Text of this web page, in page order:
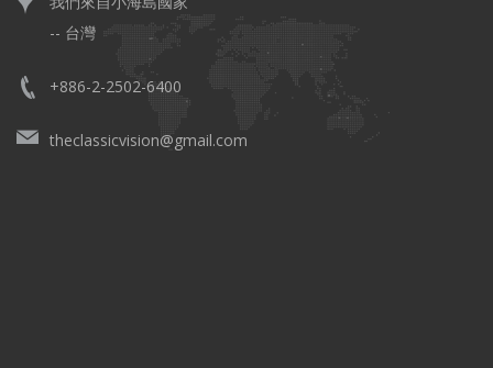
-- 台灣
+886-2-2502-6400
theclassicvision@gmail.com